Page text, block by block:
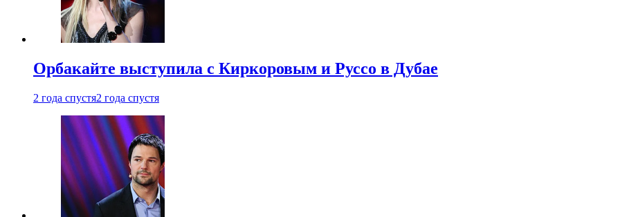
Орбакайте выступила с Киркоровым и Руссо в Дубае
2 года спустя2 года спустя